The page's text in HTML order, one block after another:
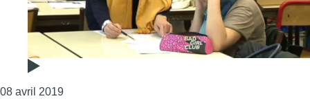
08 avril 2019Consulter l'article "Saint-Josse : des élèves du